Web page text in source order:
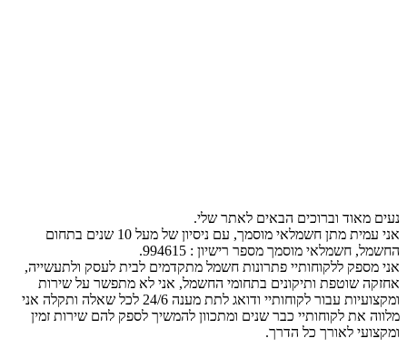
נעים מאוד וברוכים הבאים לאתר שלי.
אני עמית מתן חשמלאי מוסמך, עם ניסיון של מעל 10 שנים בתחום
החשמל, חשמלאי מוסמך מספר רישיון : 994615.
אני מספק ללקוחותיי פתרונות חשמל מתקדמים לבית לעסק ולתעשייה,
אחזקה שוטפת ותיקונים בתחומי החשמל, אני לא מתפשר על שירות
ומקצועיות עבור לקוחותיי ודואג לתת מענה 24/6 לכל שאלה ותקלה אני
מלווה את לקוחותיי כבר שנים ומתכוון להמשיך לספק להם שירות זמין
ומקצועי לאורך כל הדרך.